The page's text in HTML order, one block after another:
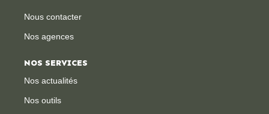
Nous contacter
Nos agences
NOS SERVICES
Nos actualités
Nos outils